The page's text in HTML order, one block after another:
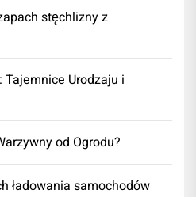
stęchlizny z
Tajemnice Urodzaju i
od Ogrodu?
ładowania samochodów